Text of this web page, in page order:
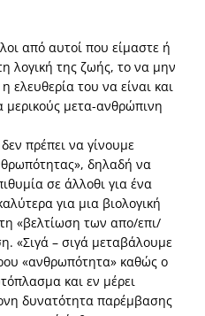
από αυτοί που είμαστε ή
λογική της ζωής, το να μην
ελευθερία του να είναι και
μερικούς μετα-ανθρώπινη
πρέπει να γίνουμε
δηλαδή να
σε άλλοθι για ένα
για μια βιολογική
«βελτίωση των απο/επι/
«Σιγά – σιγά μεταβάλουμε
«ανθρωπότητα» καθώς ο
και εν μέρει
δυνατότητα παρέμβασης